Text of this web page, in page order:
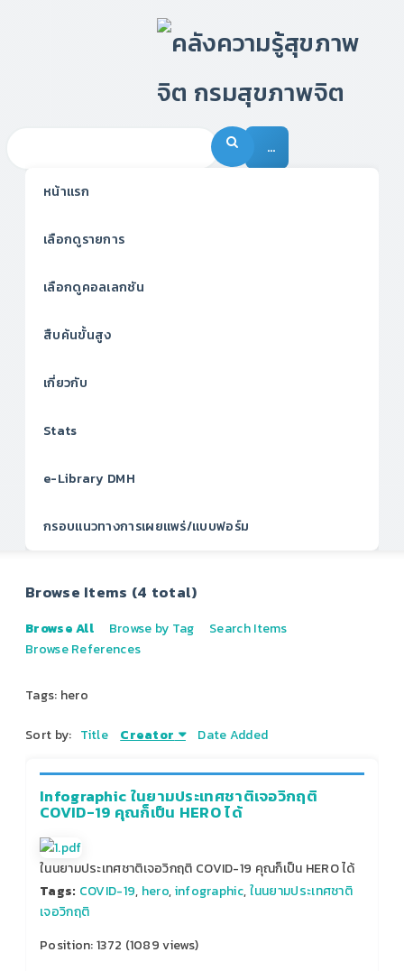
…
หน้าแรก
เลือกดูรายการ
เลือกดูคอลเลกชัน
สืบค้นขั้นสูง
เกี่ยวกับ
Stats
e-Library DMH
กรอบแนวทางการเผยแพร่/แบบฟอร์ม
Browse Items (4 total)
Browse All Browse by Tag
Search Items
Browse References
Tags: hero
Sort by: Title Creator Date Added
Infographic ในยามประเทศชาติเจอวิกฤติ
COVID-19 คุณก็เป็น HERO ได้
ในนยามประเทศชาติเจอวิกฤติ COVID-19 คุณก็เป็น HERO ได้
Tags: COVID-19, hero,infographic,ในนยามประเทศชาติ
เจอวิกฤติ
Position:1372 (1089views)